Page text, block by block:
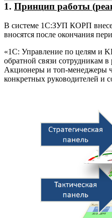
1. Принцип работы
В системе 1С:ЗУП КОРП
вносятся после окончания
«1С: Управление по целям и
обратной связи сотрудникам
Акционеры и топ-менеджеры
конкретных руководителей